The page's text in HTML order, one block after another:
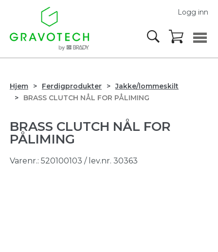
Logg inn
Hjem Ferdigprodukter
Jakke/lommeskilt
BRASS CLUTCH NÅL FOR PÅLIMING
BRASS CLUTCH NÅL FOR
PÅLIMING
Varenr.: 520100103 / lev.nr. 30363